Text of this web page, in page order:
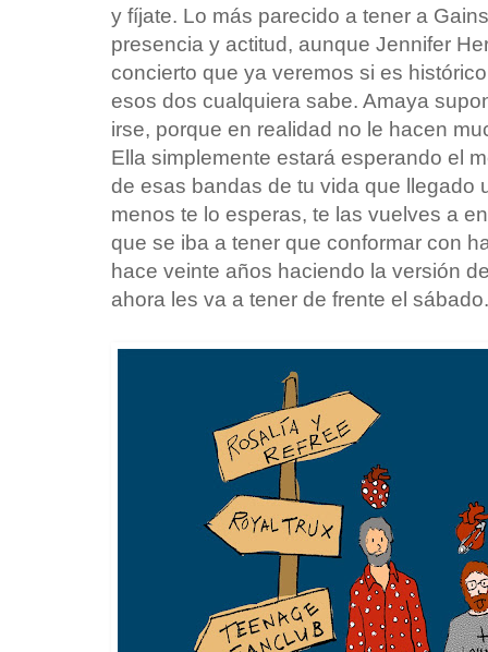
y fíjate. Lo más parecido a tener a
presencia y actitud, aunque Jennifer
concierto que ya veremos si es
esos dos cualquiera sabe. Amaya
irse, porque en realidad no le hacen
Ella simplemente estará esperando el
de esas bandas de tu vida que llegado
menos te lo esperas, te las vuelves a
que se iba a tener que conformar con
hace veinte años haciendo la versión
ahora les va a tener de frente el sábado.